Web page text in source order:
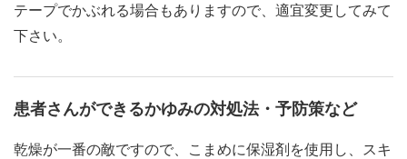
テープでかぶれる場合もありますので、適宜変更してみて
下さい。
患者さんができるかゆみの対処法・予防策など
乾燥が一番の敵ですので、こまめに保湿剤を使用し、スキ